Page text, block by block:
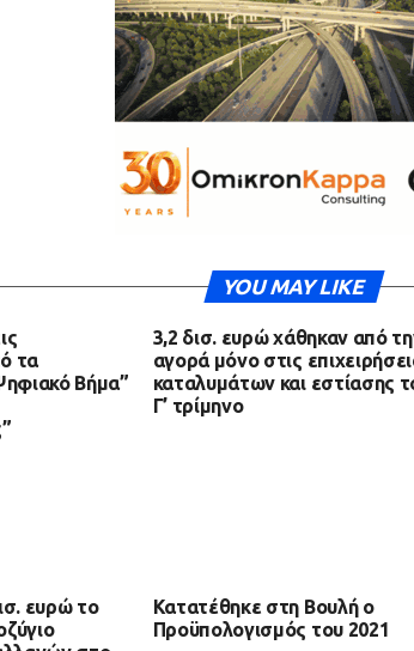
YOU MAY LIKE
τα
Βήμα”
3,2 δισ. ευρώ χάθηκαν από
αγορά μόνο στις
καταλυμάτων και εστίασης
Γ’ τρίμηνο
ευρώ το
Κατατέθηκε στη Βουλή ο
Προϋπολογισμός του 2021